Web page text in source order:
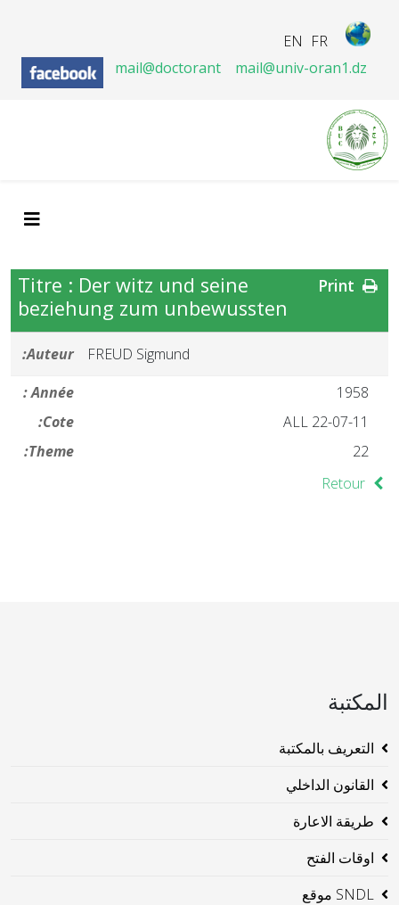
FR
EN
mail@doctorant
mail@univ-oran1.dz
Titre : Der witz und seine
beziehung zum unbewussten
Auteur:
FREUD Sigmund
Année :
1958
Cote:
ALL 22-07-11
Theme:
22
Retour
المكتبة
التعريف بالمكتبة
القانون الداخلي
طريقة الاعارة
اوقات الفتح
SNDL موقع